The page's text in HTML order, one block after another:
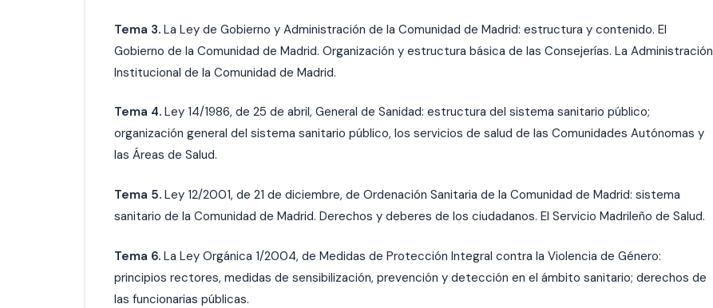
Tema 3. La Ley de Gobierno y Administración de la Comunidad de Madrid: estructura y contenido. El
Gobierno de la Comunidad de Madrid. Organización y estructura básica de las Consejerías. La Administración
Institucional de la Comunidad de Madrid.
Tema 4. Ley 14/1986, de 25 de abril, General de Sanidad: estructura del sistema sanitario público;
organización general del sistema sanitario público, los servicios de salud de las Comunidades Autónomas y
las Áreas de Salud.
Tema 5. Ley 12/2001, de 21 de diciembre, de Ordenación Sanitaria de la Comunidad de Madrid: sistema
sanitario de la Comunidad de Madrid. Derechos y deberes de los ciudadanos. El Servicio Madrileño de Salud.
Tema 6. La Ley Orgánica 1/2004, de Medidas de Protección Integral contra la Violencia de Género:
principios rectores, medidas de sensibilización, prevención y detección en el ámbito sanitario; derechos de
las funcionarias públicas.